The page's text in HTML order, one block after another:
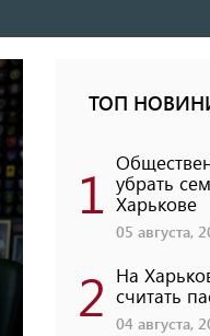
ТОП
1 убрать
Харькове
05 августа,
2 На
считать
04 августа,